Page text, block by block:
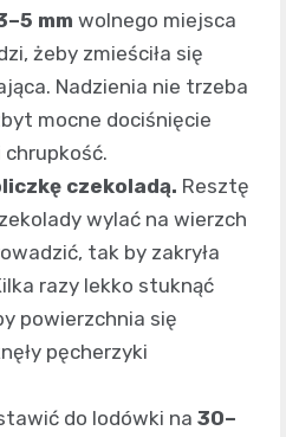
mm wolnego miejsca
żeby zmieściła się
Nadzienia nie trzeba
mocne dociśnięcie
chrupkość.
czekoladą. Resztę
wylać na wierzch
tak by zakryła
razy lekko stuknąć
powierzchnia się
pęcherzyki
do lodówki na 30–